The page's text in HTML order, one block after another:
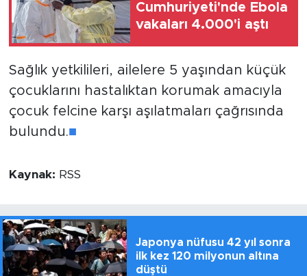
Cumhuriyeti'nde Ebola
vakaları 4.000'i aştı
Sağlık yetkilileri, ailelere 5 yaşından küçük
çocuklarını hastalıktan korumak amacıyla
çocuk felcine karşı aşılatmaları çağrısında
bulundu.■
Kaynak: RSS
Japonya nüfusu 42 yıl sonra
ilk kez 120 milyonun altına
düştü